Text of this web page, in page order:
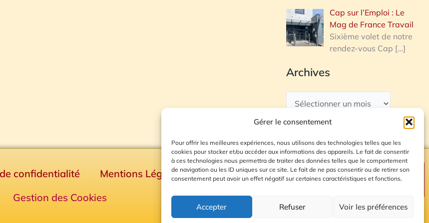
Gérer le consentement
Pour offrir les meilleures expériences, nous utilisons des technologies telles que les
cookies pour stocker et/ou accéder aux informations des appareils. Le fait de consentir
à ces technologies nous permettra de traiter des données telles que le comportement
de navigation ou les ID uniques sur ce site. Le fait de ne pas consentir ou de retirer son
consentement peut avoir un effet négatif sur certaines caractéristiques et fonctions.
Accepter Refuser Voir les préférences
Cap sur l’Emploi : Le
Mag de France Travail
Sixième volet de notre
rendez-vous Cap […]
Archives
confidentialité Mentions Légales
Plan du site
Gestion des Cookies